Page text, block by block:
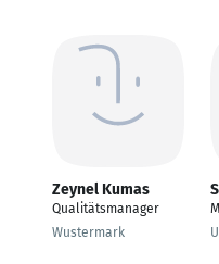
Zeynel Kumas
Qualitätsmanager
Wustermark